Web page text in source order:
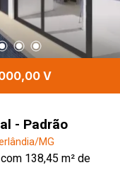
V
- Padrão
MG
138,45 m² de